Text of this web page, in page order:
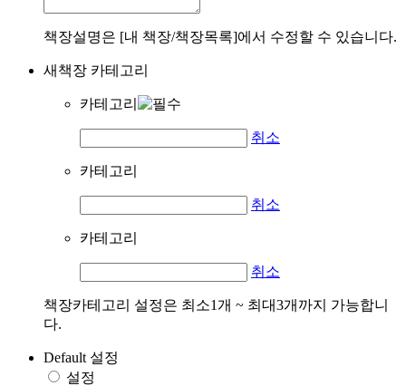
책장설명은 [내 책장/책장목록]에서 수정할 수 있습니다.
새책장 카테고리
카테고리
취소
카테고리
취소
카테고리
취소
책장카테고리 설정은 최소1개 ~ 최대3개까지 가능합니
다.
Default 설정
설정